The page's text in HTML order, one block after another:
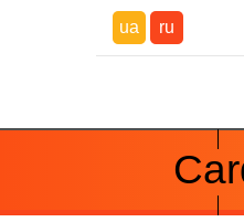
ua ru